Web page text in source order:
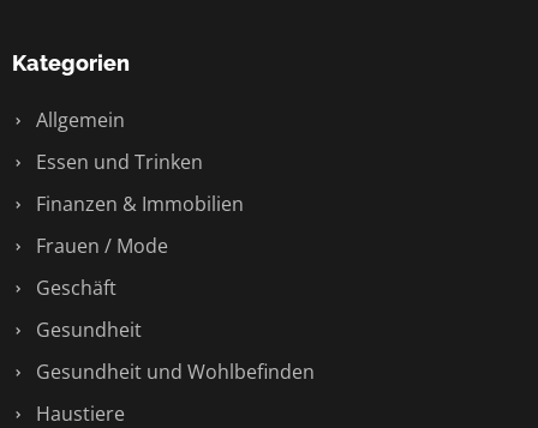
Kategorien
Allgemein
Essen und Trinken
Finanzen & Immobilien
Frauen / Mode
Geschäft
Gesundheit
Gesundheit und Wohlbefinden
Haustiere